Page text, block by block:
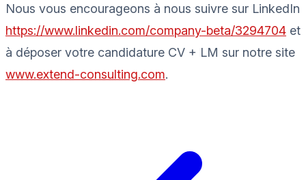
Nous vous encourageons à nous suivre sur LinkedIn
https://www.linkedin.com/company-beta/3294704 et
à déposer votre candidature CV + LM sur notre site
www.extend-consulting.com.